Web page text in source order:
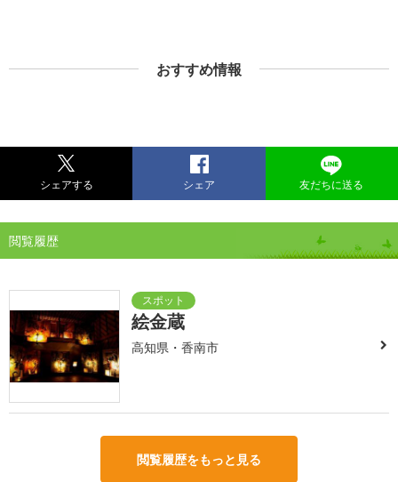
おすすめ情報
シェアする シェア 友だちに送る
閲覧履歴
絵金蔵
高知県・香南市
閲覧履歴をもっと見る